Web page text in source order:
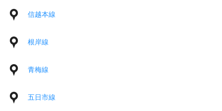
信越本線
根岸線
青梅線
五日市線